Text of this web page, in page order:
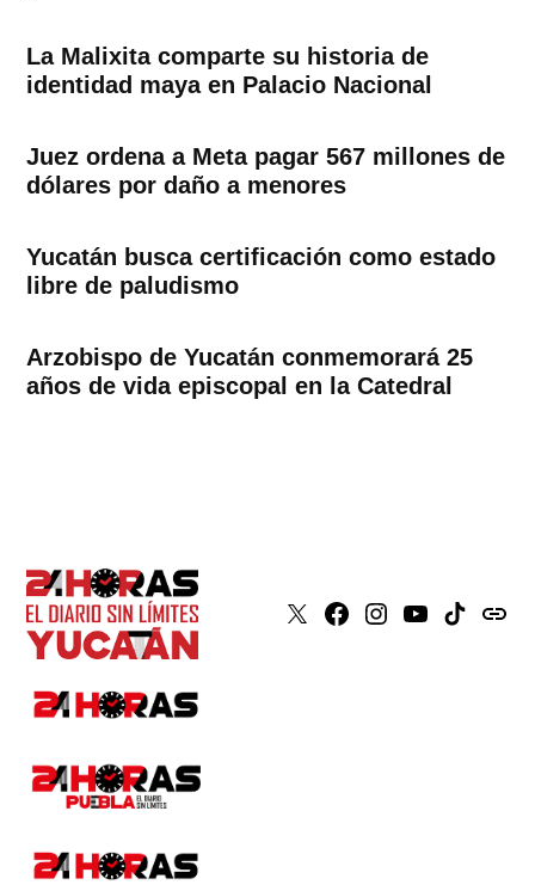
La Malixita comparte su historia de
identidad maya en Palacio Nacional
Juez ordena a Meta pagar 567 millones de
dólares por daño a menores
Yucatán busca certificación como estado
libre de paludismo
Arzobispo de Yucatán conmemorará 25
años de vida episcopal en la Catedral
X Faceboook
Instagram
YoutubeTiktokissuu